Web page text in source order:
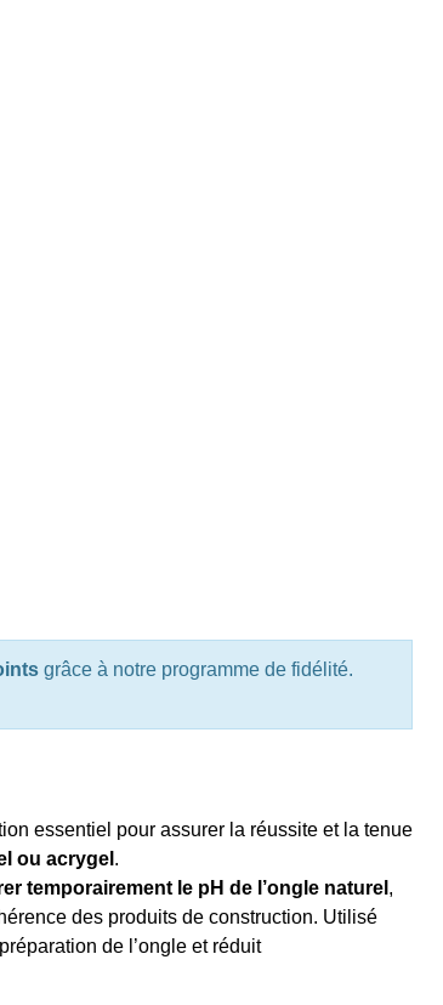
grâce à notre programme de fidélité.
essentiel pour assurer la réussite et la tenue
ou acrygel .
temporairement le pH de l’ongle naturel ,
des produits de construction. Utilisé
de l’ongle et réduit